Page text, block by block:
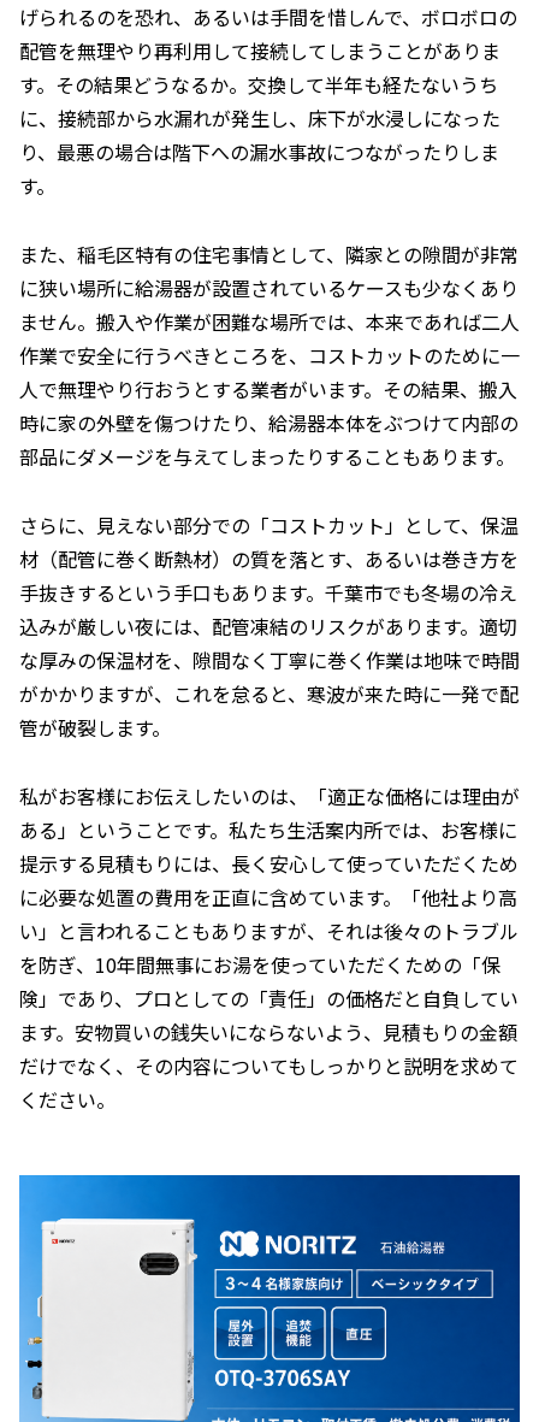
げられるのを恐れ、あるいは手間を惜しんで、ボロボロの
配管を無理やり再利用して接続してしまうことがありま
す。その結果どうなるか。交換して半年も経たないうち
に、接続部から水漏れが発生し、床下が水浸しになった
り、最悪の場合は階下への漏水事故につながったりしま
す。
また、稲毛区特有の住宅事情として、隣家との隙間が非常
に狭い場所に給湯器が設置されているケースも少なくあり
ません。搬入や作業が困難な場所では、本来であれば二人
作業で安全に行うべきところを、コストカットのために一
人で無理やり行おうとする業者がいます。その結果、搬入
時に家の外壁を傷つけたり、給湯器本体をぶつけて内部の
部品にダメージを与えてしまったりすることもあります。
さらに、見えない部分での「コストカット」として、保温
材（配管に巻く断熱材）の質を落とす、あるいは巻き方を
手抜きするという手口もあります。千葉市でも冬場の冷え
込みが厳しい夜には、配管凍結のリスクがあります。適切
な厚みの保温材を、隙間なく丁寧に巻く作業は地味で時間
がかかりますが、これを怠ると、寒波が来た時に一発で配
管が破裂します。
私がお客様にお伝えしたいのは、「適正な価格には理由が
ある」ということです。私たち生活案内所では、お客様に
提示する見積もりには、長く安心して使っていただくため
に必要な処置の費用を正直に含めています。「他社より高
い」と言われることもありますが、それは後々のトラブル
を防ぎ、10年間無事にお湯を使っていただくための「保
険」であり、プロとしての「責任」の価格だと自負してい
ます。安物買いの銭失いにならないよう、見積もりの金額
だけでなく、その内容についてもしっかりと説明を求めて
ください。